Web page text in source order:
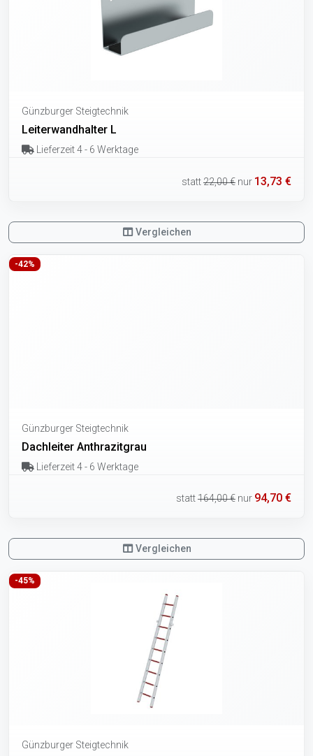
Günzburger Steigtechnik
Leiterwandhalter L
Lieferzeit 4 - 6 Werktage
statt22,00 € nur 13,73 €
Vergleichen
-42%
Günzburger Steigtechnik
Dachleiter Anthrazitgrau
Lieferzeit 4 - 6 Werktage
statt164,00 € nur 94,70 €
Vergleichen
-45%
Günzburger Steigtechnik